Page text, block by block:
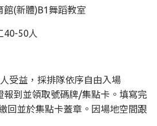
館(新體)B1舞蹈教室
40-50人
受益，採排隊依序自由入場
報到並領取號碼牌/集點卡。填寫完
回並於集點卡蓋章。因場地空間跟